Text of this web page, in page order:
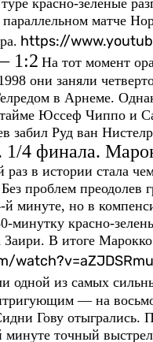
матче
https://
1:2 На тот момент
они заняли
в Арнеме.
Юссеф Чиппо и
забил Руд ван
4 финала.
раз в истории стала
проблем
минуте, но в
минутку красно-
В итоге
одной из самых
— на
Гову отыгрались.
минуте точный